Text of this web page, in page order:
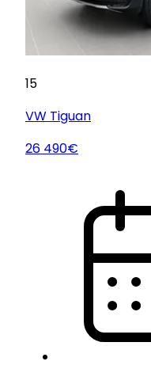
15
VW Tiguan
26 490€